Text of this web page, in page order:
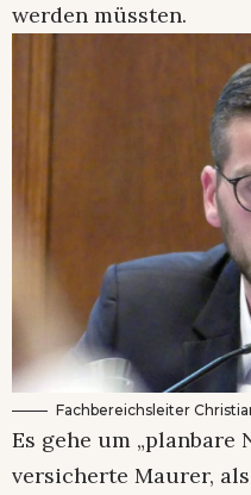
werden müssten.
Fachbereichsleiter
Es gehe um „planbare
versicherte Maurer,